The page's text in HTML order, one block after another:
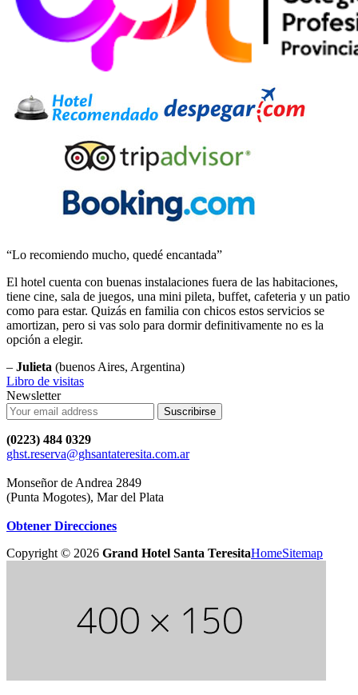
“Lo recomiendo mucho, quedé encantada”
El hotel cuenta con buenas instalaciones fuera de las habitaciones,
tiene cine, sala de juegos, una mini pileta, buffet, cafeteria y un patio
como para estar. Quizás en familia con chicos estos servicios se
amortizan, pero si vas solo para dormir definitivamente no es la
opción a elegir.
– Julieta (buenos Aires, Argentina)
Libro de visitas
Newsletter
Suscribirse
(0223) 484 0329
ghst.reserva@ghsantateresita.com.ar
Monseñor de Andrea 2849
(Punta Mogotes), Mar del Plata
Obtener Direcciones
Copyright © 2026 Grand Hotel Santa TeresitaHomeSitemap